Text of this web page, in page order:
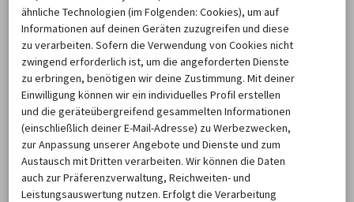
vorzunehmen. Zum März hin sinkt die Nachfrage wieder
leicht, um dann in den kommenden Monaten konstant in
der Nebensaison zu bleiben.
Nach welchem Zeitraum bringen
Fahrer das Mietfahrzeug in
Calgary beim Vermieter wieder
zurück?
ähnliche Technologien (im Folgenden: Cookies), um auf
Informationen auf deinen Geräten zuzugreifen und diese
zu verarbeiten. Sofern die Verwendung von Cookies nicht
zwingend erforderlich ist, um die angeforderten Dienste
zu erbringen, benötigen wir deine Zustimmung. Mit deiner
Einwilligung können wir ein individuelles Profil erstellen
und die geräteübergreifend gesammelten Informationen
(einschließlich deiner E-Mail-Adresse) zu Werbezwecken,
zur Anpassung unserer Angebote und Dienste und zum
Austausch mit Dritten verarbeiten. Wir können die Daten
auch zur Präferenzverwaltung, Reichweiten- und
Leistungsauswertung nutzen. Erfolgt die Verarbeitung